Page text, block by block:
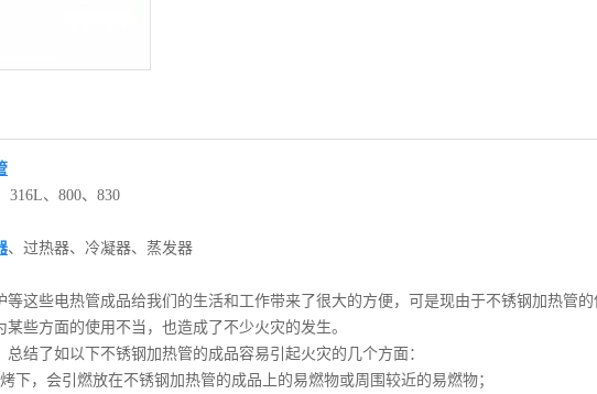
316L、800、830
、过热器、冷凝器、蒸发器
等这些电热管成品给我们的生活和工作带来了很大的方便，可是现由于不锈钢加热管
某些方面的使用不当，也造成了不少火灾的发生。
结了如以下不锈钢加热管的成品容易引起火灾的几个方面：
下，会引燃放在不锈钢加热管的成品上的易燃物或周围较近的易燃物；